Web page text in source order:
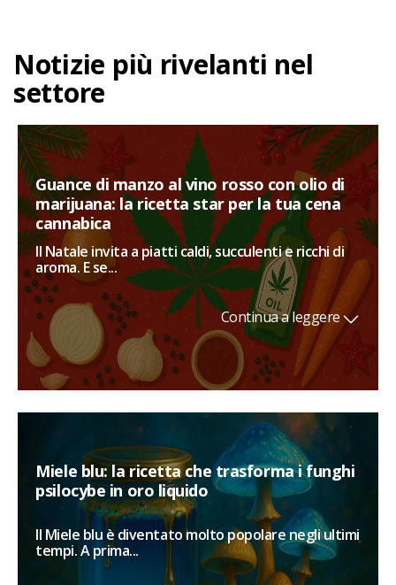
Notizie più rivelanti nel
settore
Guance di manzo al vino rosso con olio di
marijuana: la ricetta star per la tua cena
cannabica
Il Natale invita a piatti caldi, succulenti e ricchi di
aroma. E se...
Continua a leggere
Miele blu: la ricetta che trasforma i funghi
psilocybe in oro liquido
Il Miele blu è diventato molto popolare negli ultimi
tempi. A prima...